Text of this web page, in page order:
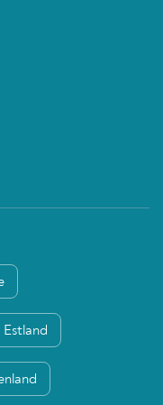
Estland